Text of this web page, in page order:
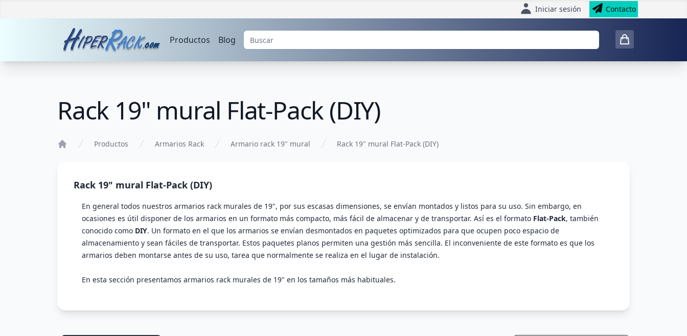
Iniciar sesión Contacto
Productos Blog
Rack 19" mural Flat-Pack (DIY)
Productos Armarios Rack Armario rack 19" mural Rack 19" mural Flat-Pack (DIY)
Rack 19" mural Flat-Pack (DIY)
En general todos nuestros armarios rack murales de 19", por sus escasas dimensiones, se envían montados y listos para su uso. Sin embargo, en
ocasiones es útil disponer de los armarios en un formato más compacto, más fácil de almacenar y de transportar. Así es el formato Flat-Pack, también
conocido como DIY. Un formato en el que los armarios se envían desmontados en paquetes optimizados para que ocupen poco espacio de
almacenamiento y sean fáciles de transportar. Estos paquetes planos permiten una gestión más sencilla. El inconveniente de este formato es que los
armarios deben montarse antes de su uso, tarea que normalmente se realiza en el lugar de instalación.
En esta sección presentamos armarios rack murales de 19" en los tamaños más habituales.